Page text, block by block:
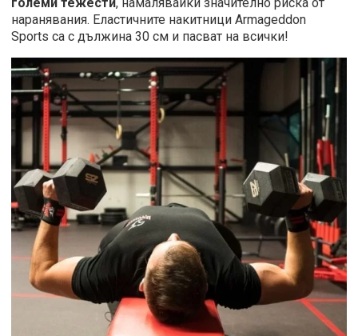
наранявания. Еластичните накитници Armageddon
Sports са с дължина 30 см и пасват на всички!